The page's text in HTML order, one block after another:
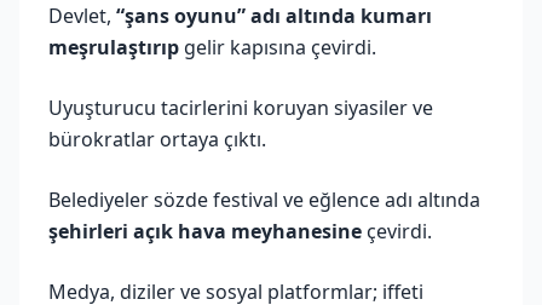
Devlet, “şans oyunu” adı altında kumarı
meşrulaştırıp gelir kapısına çevirdi.
Uyuşturucu tacirlerini koruyan siyasiler ve
bürokratlar ortaya çıktı.
Belediyeler sözde festival ve eğlence adı altında
şehirleri açık hava meyhanesine çevirdi.
Medya, diziler ve sosyal platformlar; iffeti